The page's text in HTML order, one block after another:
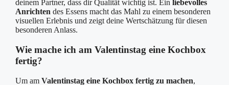
deinem Partner, dass dir Qualität wichtig ist. Ein liebevolles
Anrichten des Essens macht das Mahl zu einem besonderen
visuellen Erlebnis und zeigt deine Wertschätzung für diesen
besonderen Anlass.
Wie mache ich am Valentinstag eine Kochbox
fertig?
Um am Valentinstag eine Kochbox fertig zu machen,